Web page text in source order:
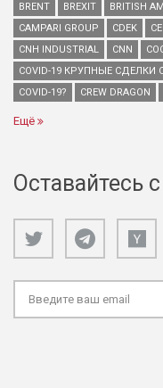
BRENT
BREXIT BRITISH
CAMPARI GROUP
CDEK
CNH INDUSTRIAL
CNN
COVID-19 КРУПНЫЕ
COVID-19?
CREW DRAGON
Ещё
Оставайтесь